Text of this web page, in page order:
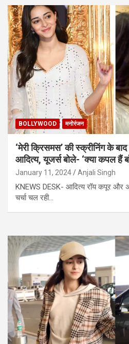
BOLLYWOOD मनोरंजन
‘मेरी क्रिसमस’ की स्क्रीनिंग के
आदित्य, यूजर्स बोले- ‘क्या कपल हैं
January 11, 2024 Anjali Singh
KNEWS DESK- आदित्य रॉय कपूर और
चर्चा चल रही…